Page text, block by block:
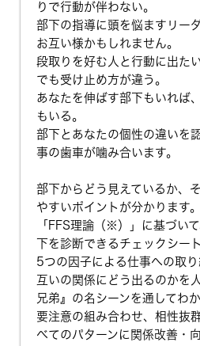
りで行動が伴わない。
部下の指導に頭を悩ますリー
お互い様かもしれません。
段取りを好む人と行動に出た
でも受け止め方が違う。
あなたを伸ばす部下もいれば
もいる。
部下とあなたの個性の違いを
事の歯車が噛み合います。
部下からどう見えているか、
やすいポイントが分かります。
「FFS理論（※）」に基づい
下を診断できるチェックシー
5つの因子による仕事への取
互いの関係にどう出るのかを
兄弟』の名シーンを通してわ
要注意の組み合わせ、相性抜
べてのパターンに関係改善・